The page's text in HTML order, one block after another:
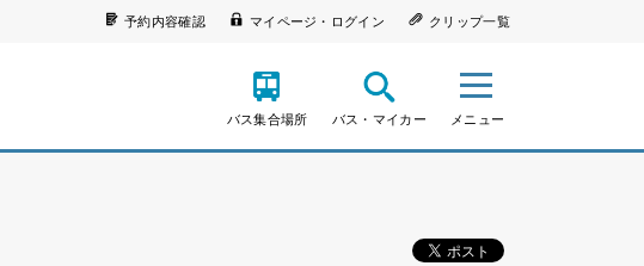
予約内容確認 マイページ・ログイン クリップ一覧
バス集合場所 バス・マイカー メニュー